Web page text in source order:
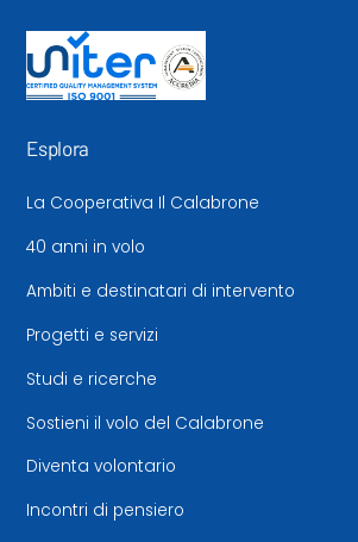
Esplora
La Cooperativa Il Calabrone
40 anni in volo
Ambiti e destinatari di intervento
Progetti e servizi
Studi e ricerche
Sostieni il volo del Calabrone
Diventa volontario
Incontri di pensiero